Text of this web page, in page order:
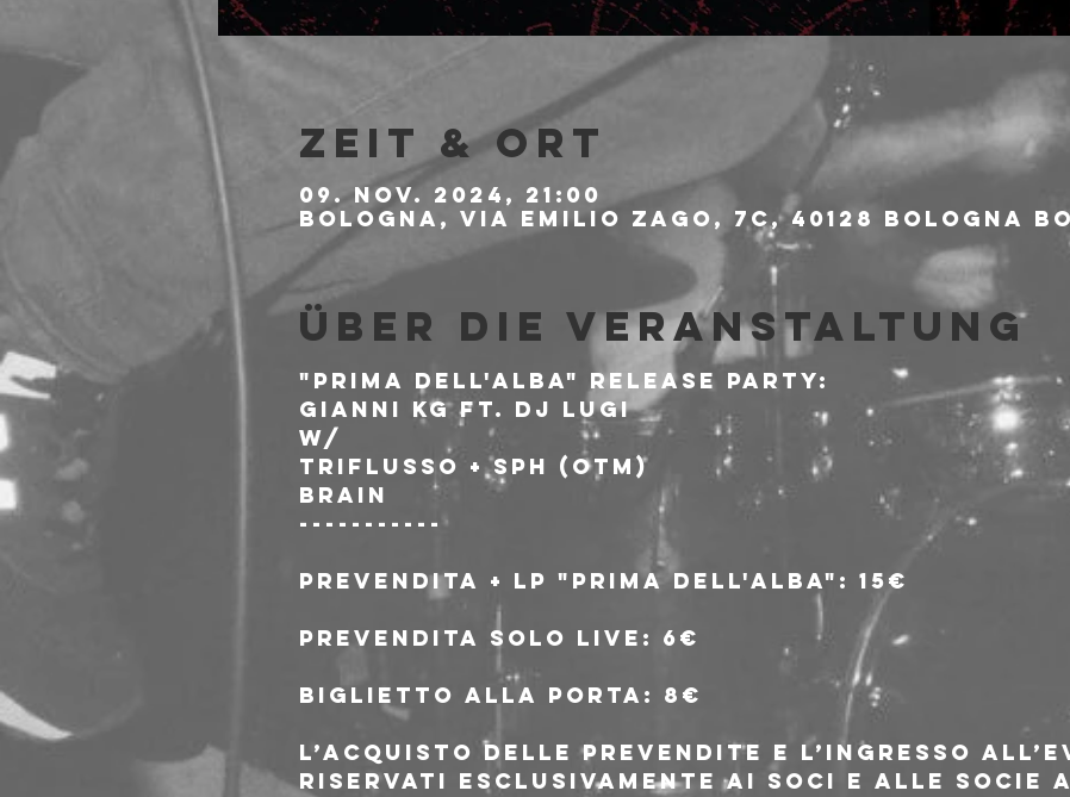
Zeit & Ort
09. Nov. 2024, 21:00
Bologna, Via Emilio Zago, 7c, 40128 Bologna
Über die Veranstaltung
"PRIMA DELL'ALBA" RELEASE PARTY:
GIANNI KG ft. DJ LUGI
w/
TRIFLUSSO + SPH (OTM)
BRAIN
-----------
Prevendita + LP "Prima dell'Alba": 15€
Prevendita solo live: 6€
Biglietto alla porta: 8€
L’acquisto delle prevendite e l’ingresso
riservati esclusivamente ai soci e alle socie